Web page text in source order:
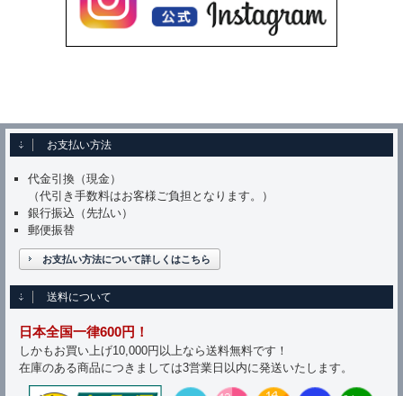
お支払い方法
代金引換（現金）
（代引き手数料はお客様ご負担となります。）
銀行振込（先払い）
郵便振替
お支払い方法について詳しくはこちら
送料について
日本全国一律600円！
しかもお買い上げ10,000円以上なら送料無料です！
在庫のある商品につきましては3営業日以内に発送いたします。